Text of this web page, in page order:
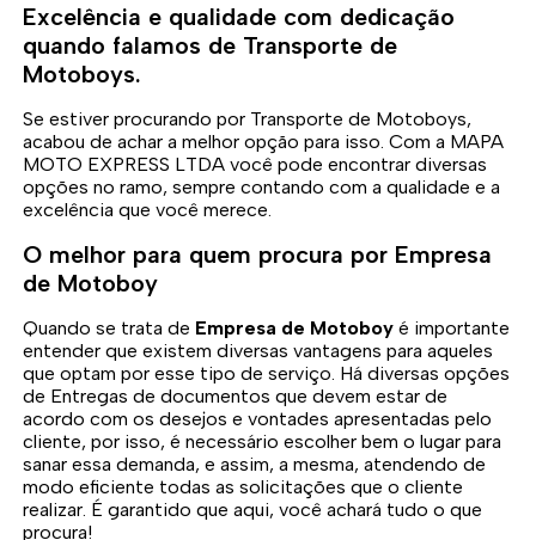
Excelência e qualidade com dedicação
quando falamos de Transporte de
Motoboys.
Se estiver procurando por Transporte de Motoboys,
acabou de achar a melhor opção para isso. Com a MAPA
MOTO EXPRESS LTDA você pode encontrar diversas
opções no ramo, sempre contando com a qualidade e a
excelência que você merece.
O melhor para quem procura por Empresa
de Motoboy
Quando se trata de Empresa de Motoboy é importante
entender que existem diversas vantagens para aqueles
que optam por esse tipo de serviço. Há diversas opções
de Entregas de documentos que devem estar de
acordo com os desejos e vontades apresentadas pelo
cliente, por isso, é necessário escolher bem o lugar para
sanar essa demanda, e assim, a mesma, atendendo de
modo eficiente todas as solicitações que o cliente
realizar. É garantido que aqui, você achará tudo o que
procura!